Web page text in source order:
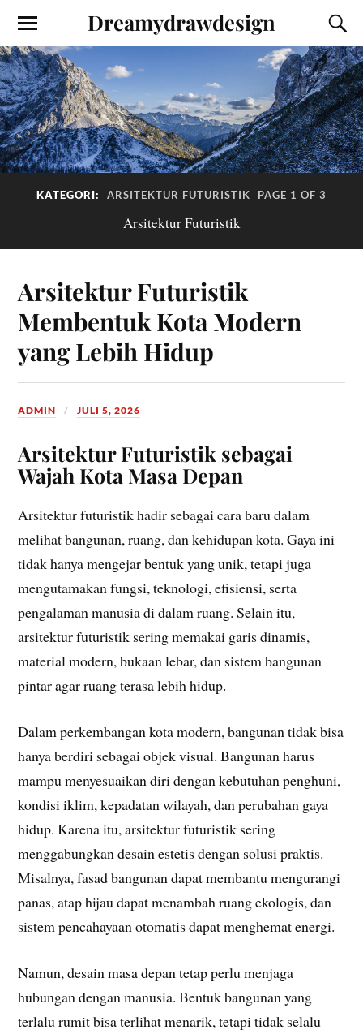
Dreamydrawdesign
KATEGORI: ARSITEKTUR FUTURISTIK PAGE 1 OF 3
Arsitektur Futuristik
Arsitektur Futuristik
Membentuk Kota Modern
yang Lebih Hidup
ADMIN JULI 5, 2026
Arsitektur Futuristik sebagai
Wajah Kota Masa Depan
Arsitektur futuristik hadir sebagai cara baru dalam
melihat bangunan, ruang, dan kehidupan kota. Gaya ini
tidak hanya mengejar bentuk yang unik, tetapi juga
mengutamakan fungsi, teknologi, efisiensi, serta
pengalaman manusia di dalam ruang. Selain itu,
arsitektur futuristik sering memakai garis dinamis,
material modern, bukaan lebar, dan sistem bangunan
pintar agar ruang terasa lebih hidup.
Dalam perkembangan kota modern, bangunan tidak bisa
hanya berdiri sebagai objek visual. Bangunan harus
mampu menyesuaikan diri dengan kebutuhan penghuni,
kondisi iklim, kepadatan wilayah, dan perubahan gaya
hidup. Karena itu, arsitektur futuristik sering
menggabungkan desain estetis dengan solusi praktis.
Misalnya, fasad bangunan dapat membantu mengurangi
panas, atap hijau dapat menambah ruang ekologis, dan
sistem pencahayaan otomatis dapat menghemat energi.
Namun, desain masa depan tetap perlu menjaga
hubungan dengan manusia. Bentuk bangunan yang
terlalu rumit bisa terlihat menarik, tetapi tidak selalu